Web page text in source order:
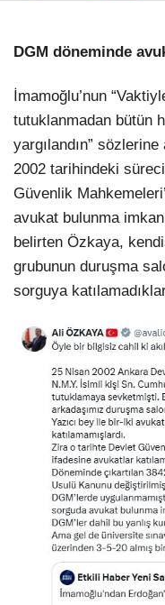
DGM döneminde
İmamoğlu’nun
tutuklanmadan bütün
yargılandın”
2002 tarihindeki
Güvenlik
avukat bulunma
belirten Özkaya,
grubunun duruşma
sorguya